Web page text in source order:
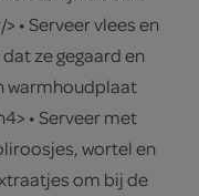
• Serveer vlees en
ze gegaard en
warmhoudplaat
• Serveer met
wortel en
om bij de